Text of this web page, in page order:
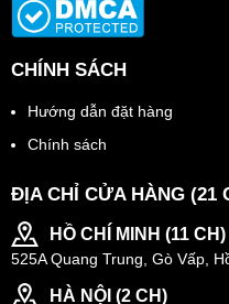
CHÍNH SÁCH
Hướng dẫn đặt hàng
Chính sách
ĐỊA CHỈ CỬA HÀNG (21
HỒ CHÍ MINH (11 CH)
525A Quang Trung, Gò Vấp,
HÀ NỘI (2 CH)